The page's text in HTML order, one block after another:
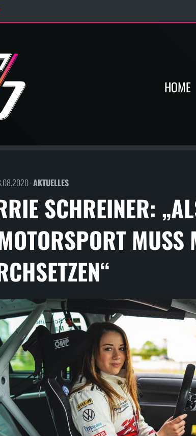
HOME
·AKTUELLES
SCHREINER:
MUSS